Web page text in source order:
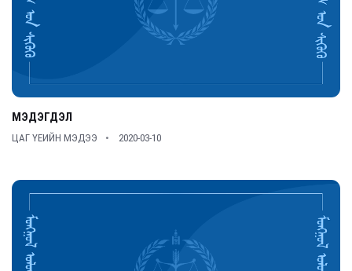
МЭДЭГДЭЛ
ЦАГ ҮЕИЙН МЭДЭЭ 2020-03-10